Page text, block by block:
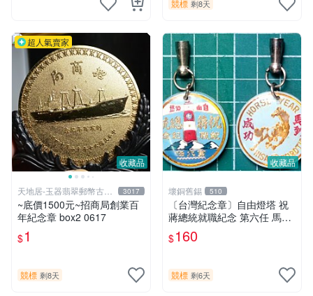
競標 剩8天
收藏品
超人氣賣家
天地居-玉器翡翠郵幣古玩
藝品
3017
~底價1500元~招商局創業百
年紀念章 box2 0617
$1
競標 剩8天
收藏品
壞銅舊錫 510
〔台灣紀念章〕自由燈塔 祝
蔣總統就職紀念 第六任 馬到
成功(B2)
$160
競標 剩6天